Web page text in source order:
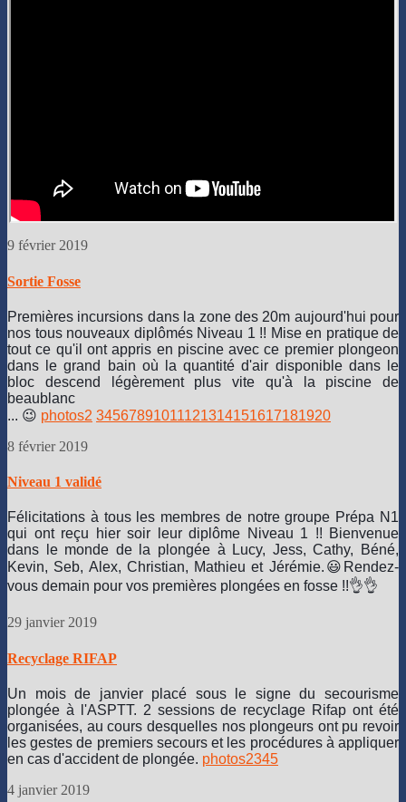
9 février 2019
Sortie Fosse
Premières incursions dans la zone des 20m aujourd'hui pour
nos tous nouveaux diplômés Niveau 1 !! Mise en pratique de
tout ce qu'il ont appris en piscine avec ce premier plongeon
dans le grand bain où la quantité d'air disponible dans le
bloc descend légèrement plus vite qu'à la piscine de
beaublanc
... 😉 photos2 34567891011121314151617181920
8 février 2019
Niveau 1 validé
Félicitations à tous les membres de notre groupe Prépa N1
qui ont reçu hier soir leur diplôme Niveau 1 !! Bienvenue
dans le monde de la plongée à Lucy, Jess, Cathy, Béné,
Kevin, Seb, Alex, Christian, Mathieu et Jérémie. 😃 Rendez-
vous demain pour vos premières plongées en fosse !!👌👌
29 janvier 2019
Recyclage RIFAP
Un mois de janvier placé sous le signe du secourisme
plongée à l'ASPTT. 2 sessions de recyclage Rifap ont été
organisées, au cours desquelles nos plongeurs ont pu revoir
les gestes de premiers secours et les procédures à appliquer
en cas d'accident de plongée. photos2345
4 janvier 2019